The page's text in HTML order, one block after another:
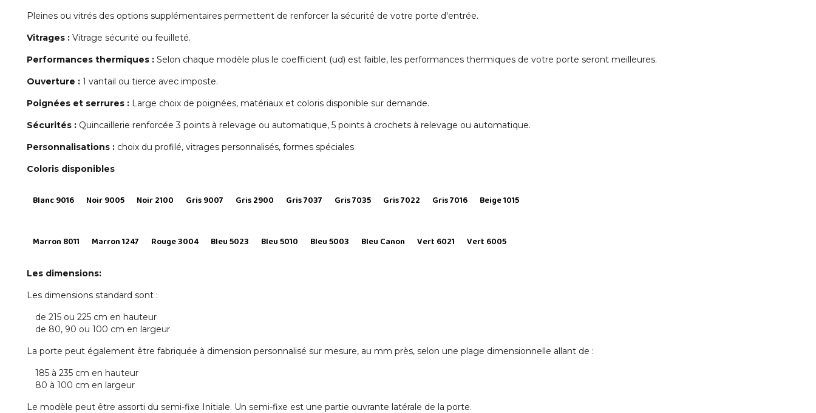
Pleines ou vitrés des options supplémentaires permettent de renforcer la sécurité de votre porte d'entrée.
Vitrages : Vitrage sécurité ou feuilleté.
Performances thermiques : Selon chaque modèle plus le coefficient (ud) est faible, les performances thermiques de votre porte seront meilleures.
Ouverture : 1 vantail ou tierce avec imposte.
Poignées et serrures : Large choix de poignées, matériaux et coloris disponible sur demande.
Sécurités : Quincaillerie renforcée 3 points à relevage ou automatique, 5 points à crochets à relevage ou automatique.
Personnalisations : choix du profilé, vitrages personnalisés, formes spéciales
Coloris disponibles
Blanc 9016 Noir 9005 Noir 2100 Gris 9007 Gris 2900 Gris 7037 Gris 7035 Gris 7022 Gris 7016 Beige 1015
Marron 8011 Marron 1247 Rouge 3004 Bleu 5023 Bleu 5010 Bleu 5003 Bleu Canon Vert 6021 Vert 6005
Les dimensions:
Les dimensions standard sont :
de 215 ou 225 cm en hauteur
de 80, 90 ou 100 cm en largeur
La porte peut également être fabriquée à dimension personnalisé sur mesure, au mm près, selon une plage dimensionnelle allant de :
185 à 235 cm en hauteur
80 à 100 cm en largeur
Le modèle peut être assorti du semi-fixe Initiale. Un semi-fixe est une partie ouvrante latérale de la porte.